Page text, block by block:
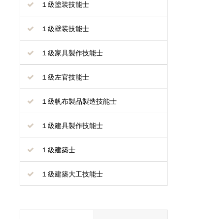
１級塗装技能士
１級壁装技能士
１級家具製作技能士
１級左官技能士
１級帆布製品製造技能士
１級建具製作技能士
１級建築士
１級建築大工技能士